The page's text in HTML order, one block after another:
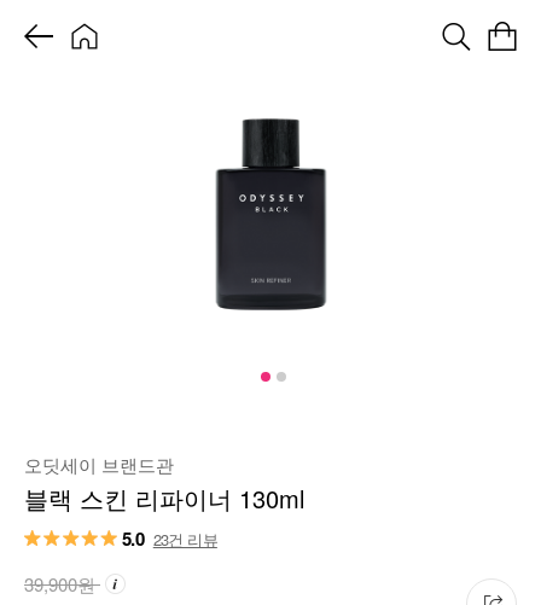
오딧세이 브랜드관
블랙 스킨 리파이너 130ml
5.0 23건 리뷰
39,900원